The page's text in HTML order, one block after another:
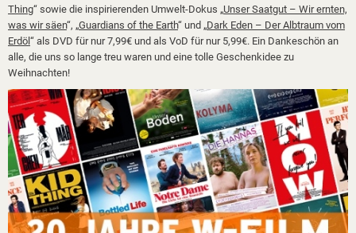
Thing“ sowie die inspirierenden Umwelt-Dokus „Unser Saatgut – Wir ernten,
was wir säen“, „Guardians of the Earth“ und „Dark Eden – Der Albtraum vom
Erdöl “ als DVD für nur 7,99€ und als VoD für nur 5,99€. Ein Dankeschön an
alle, die uns so lange treu waren und eine tolle Geschenkidee zu
Weihnachten!